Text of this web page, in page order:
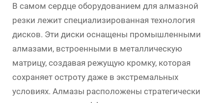
В самом сердце оборудованием для алмазной
резки лежит специализированная технология
дисков. Эти диски оснащены промышленными
алмазами, встроенными в металлическую
матрицу, создавая режущую кромку, которая
сохраняет остроту даже в экстремальных
условиях. Алмазы расположены стратегически